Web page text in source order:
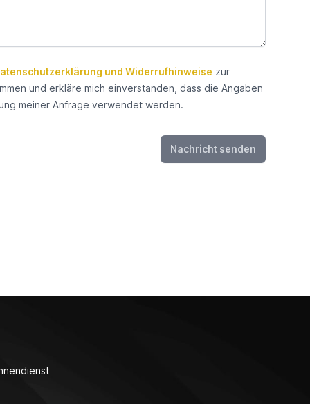
und Widerrufhinweise zur
und erkläre mich einverstanden, dass die Angaben
meiner Anfrage verwendet werden.